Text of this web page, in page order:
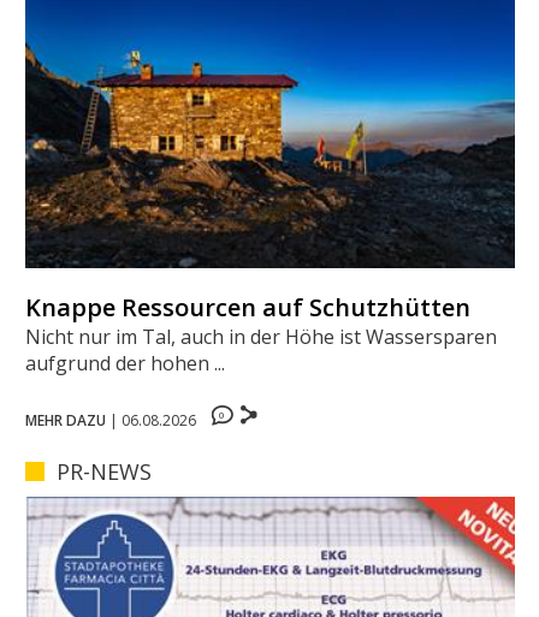
Knappe Ressourcen auf Schutzhütten
Nicht nur im Tal, auch in der Höhe ist Wassersparen
aufgrund der hohen ...
MEHR DAZU | 06.08.2026 0
PR-NEWS